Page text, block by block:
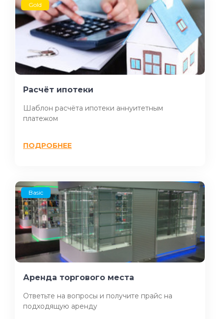
Gold
Расчёт ипотеки
Шаблон расчёта ипотеки аннуитетным
платежом
ПОДРОБНЕЕ
Basic
Аренда торгового места
Ответьте на вопросы и получите прайс на
подходящую аренду